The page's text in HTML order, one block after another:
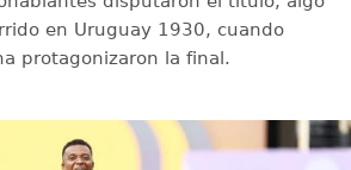
en Uruguay 1930, cuando
protagonizaron la final.